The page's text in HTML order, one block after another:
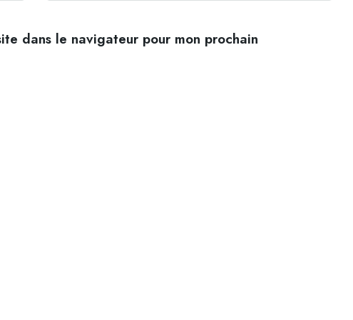
dans le navigateur pour mon prochain